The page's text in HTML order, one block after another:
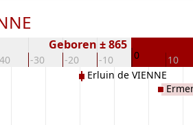
-30 -20 -10 0 10
Geboren ± 865
Erluin de VIENNE